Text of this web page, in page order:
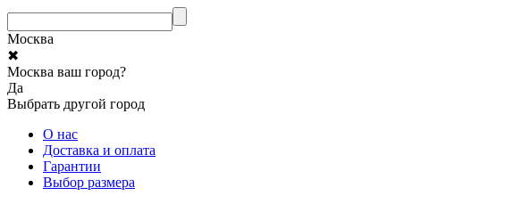
Москва
✖
Москва ваш город?
Да
Выбрать другой город
О нас
Доставка и оплата
Гарантии
Выбор размера